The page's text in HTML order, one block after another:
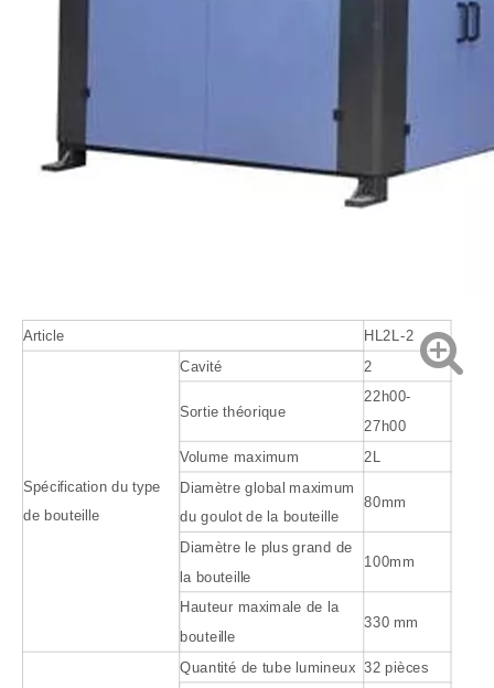
Article HL2L-2
Spécification du type
de bouteille
Cavité 2
Sortie théorique
22h00-
27h00
Volume maximum
2L
Diamètre global maximum
du goulot de la bouteille
80mm
Diamètre le plus grand de
la bouteille
100mm
Hauteur maximale de la
bouteille
330 mm
Quantité de tube lumineux 32 pièces